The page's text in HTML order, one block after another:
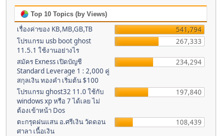
Top 10 Topics (by Views)
เรื่องค่าของ KB,MB,GB,TB
541,794
โปรแกรม usb boot ghost
11.5.1 ใช้งานอย่างไร
267,333
สมัคร Exness เปิดบัญชี
Standard Leverage 1 : 2,000 คู่
สกุลเงิน ทองคำ เริ่มต้น $100
234,294
โปรแกรม ghost32 11.0 ใช้กับ
windows xp หรือ 7 ได้เลย ไม่
ต้องเข้าหน้า Dos
197,840
ตะกรุดฝนแสน อ.ศรีเงิน วัดดอน
ศาลา เนื้อเงิน
108,439